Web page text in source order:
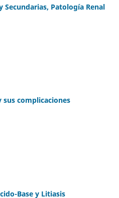
Patología Renal
sus complicaciones
Base y Litiasis